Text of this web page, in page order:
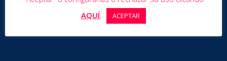
AQUÍ. ACEPTAR